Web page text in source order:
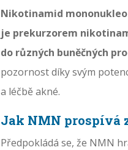
Nikotinamid
je prekurzorem
do různých buněčných
pozornost díky svým
a léčbě akné.
Jak NMN prospívá
Předpokládá se, že NMN